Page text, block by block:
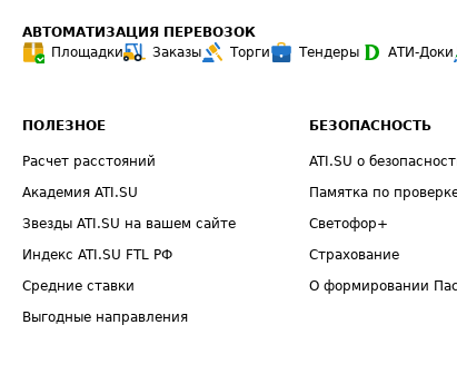
АВТОМАТИЗАЦИЯ ПЕРЕВОЗОК
Площадки
Заказы Торги Тендеры АТИ-Доки
ПОЛЕЗНОЕ
Расчет расстояний
Академия ATI.SU
Звезды ATI.SU на вашем сайте
Индекс ATI.SU FTL РФ
Средние ставки
Выгодные направления
БЕЗОПАСНОСТЬ
ATI.SU о
Памятка по
Светофор+
Страхование
О формировании